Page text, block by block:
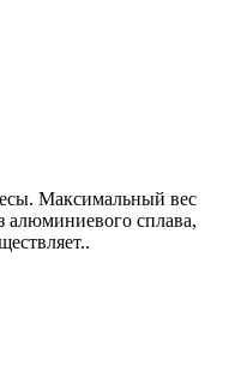
Максимальный вес
алюминиевого сплава,